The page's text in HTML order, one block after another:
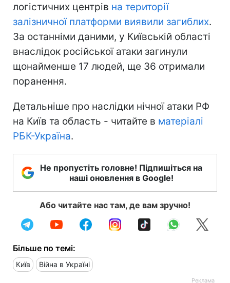
логістичних центрів на території
залізничної платформи виявили загиблих.
За останніми даними, у Київській області
внаслідок російської атаки загинули
щонайменше 17 людей, ще 36 отримали
поранення.
Детальніше про наслідки нічної атаки РФ
на Київ та область - читайте в матеріалі
РБК-Україна.
Не пропустіть головне! Підпишіться на
наші оновлення в Google!
Або читайте нас там, де вам зручно!
Більше по темі:
Київ Війна в Україні